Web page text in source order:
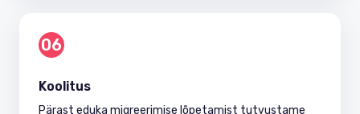
06
Koolitus
Pärast eduka migreerimise lõpetamist tutvustame